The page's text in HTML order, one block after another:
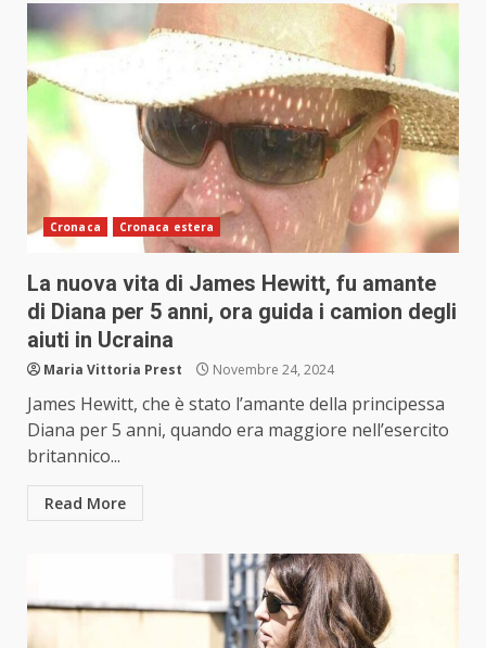
Cronaca Cronaca estera
La nuova vita di James Hewitt, fu amante
di Diana per 5 anni, ora guida i camion degli
aiuti in Ucraina
Maria Vittoria Prest Novembre 24, 2024
James Hewitt, che è stato l’amante della principessa
Diana per 5 anni, quando era maggiore nell’esercito
britannico...
Read More